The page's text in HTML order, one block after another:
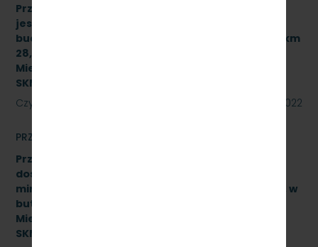
Przetarg nieograniczony, którego przedmiotem
jest wykonanie robót budowlanych związanych z
budową przystanku służbowego w torze nr 502 w km
28,950 linii kolejowej nr 250 dla PKP Szybka Kolej
Miejska w Trójmieście Sp. z o.o. [sprawa:
SKMMU.086.37.22]
Czytaj dalej
11 lipca 2022
PRZETARGI
Przetarg nieograniczony na zakup i sukcesywne
dostawy naturalnej wody pitnej (źródlanej lub
mineralnej – nisko lub średnio zmineralizowanej), w
butelkach bezzwrotnych dla PKP Szybka Kolej
Miejska w Trójmieście Sp. z o.o., znak sprawy:
SKMMU.086.21.22